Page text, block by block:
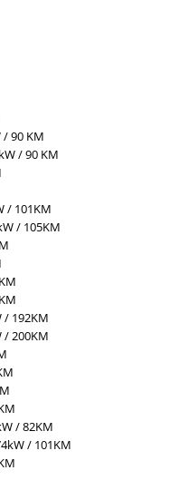
/ 90 KM
/ 90 KM
/ 101KM
/ 105KM
/ 192KM
/ 200KM
/ 82KM
/ 101KM